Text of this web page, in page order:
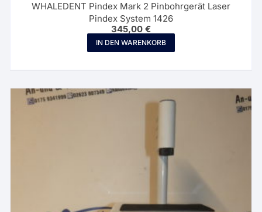
WHALEDENT Pindex Mark 2 Pinbohrgerät Laser
Pindex System 1426
345,00 €
IN DEN WARENKORB